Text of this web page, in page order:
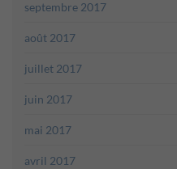
septembre 2017
août 2017
juillet 2017
juin 2017
mai 2017
avril 2017